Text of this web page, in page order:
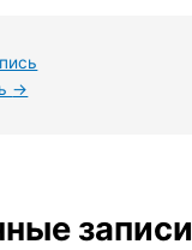
→
записи